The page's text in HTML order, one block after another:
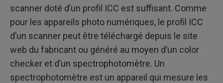
scanner doté d’un profil ICC est suffisant. Comme
pour les appareils photo numériques, le profil ICC
d’un scanner peut être téléchargé depuis le site
web du fabricant ou généré au moyen d’un color
checker et d’un spectrophotomètre. Un
spectrophotomètre est un appareil qui mesure les